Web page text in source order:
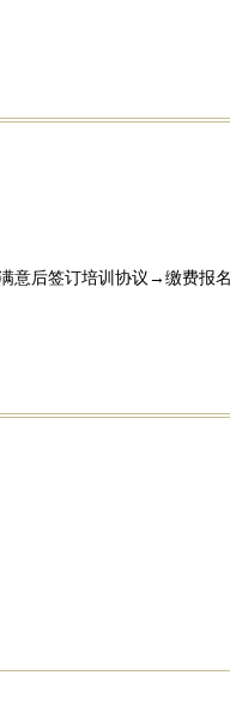
意后签订培训协议→缴费